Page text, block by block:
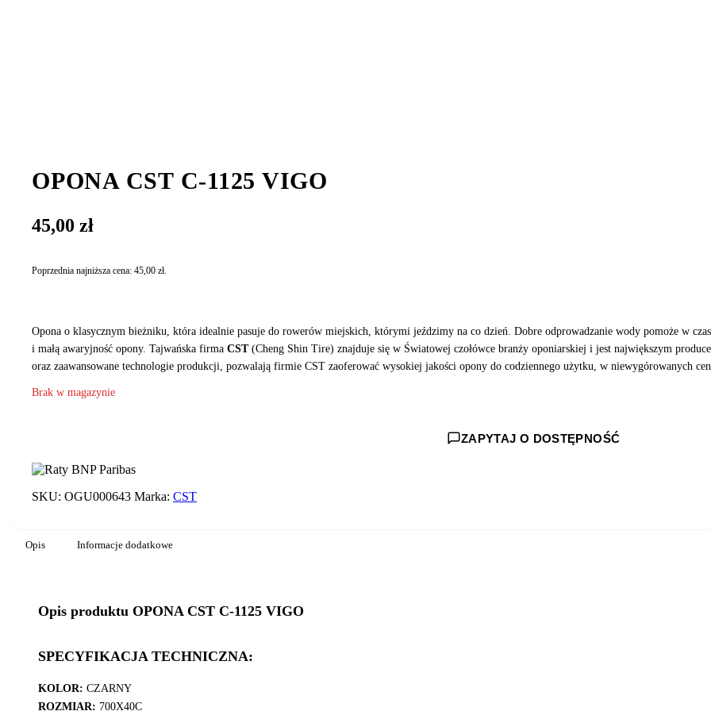
OPONA CST C-1125 VIGO
45,00 zł
Poprzednia najniższa cena: 45,00 zł.
Opona o klasycznym bieżniku, która idealnie pasuje do rowerów miejskich, którymi jeździmy na co dzień. Dobre odprowadzanie wody pomoże w
i małą awaryjność opony. Tajwańska firma CST(Cheng Shin Tire) znajduje się w Światowej czołówce branży oponiarskiej i jest największym
oraz zaawansowane technologie produkcji, pozwalają firmie CST zaoferować wysokiej jakości opony do codziennego użytku, w niewygórowanych
Brak w magazynie
ZAPYTAJ O DOSTĘPNOŚĆ
SKU: OGU000643 Marka: CST
Opis Informacje dodatkowe
Opis produktu OPONA CST C-1125 VIGO
SPECYFIKACJA TECHNICZNA:
KOLOR: CZARNY
ROZMIAR: 700X40C